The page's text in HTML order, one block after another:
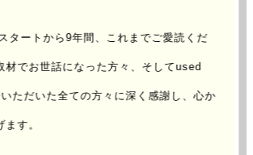
タートから9年間、これまでご愛読くだ
材でお世話になった方々、 そしてused
ただいた全ての方々に深く感謝し、心か
す。
UPDATE : 2014/Apr/03
：コトバノイエ 加藤 博久